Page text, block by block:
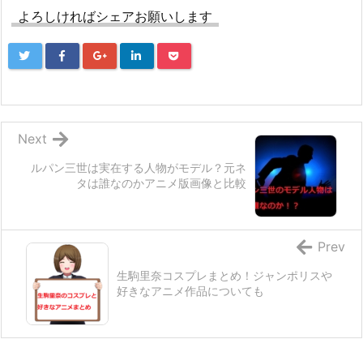
よろしければシェアお願いします
ルパン三世は実在する人物がモデル？元ネ
タは誰なのかアニメ版画像と比較
Next
生駒里奈コスプレまとめ！ジャンポリスや
好きなアニメ作品についても
Prev